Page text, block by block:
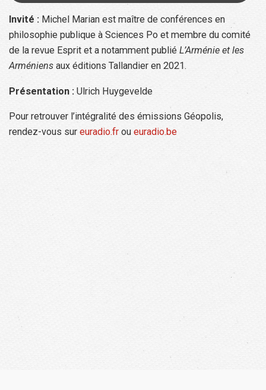
Invité : Michel Marian est maître de conférences en
philosophie publique à Sciences Po et membre du comité
de la revue Esprit et a notamment publié L’Arménie et les
Arméniens aux éditions Tallandier en 2021.
Présentation : Ulrich Huygevelde
Pour retrouver l’intégralité des émissions Géopolis,
rendez-vous sur euradio.fr ou euradio.be